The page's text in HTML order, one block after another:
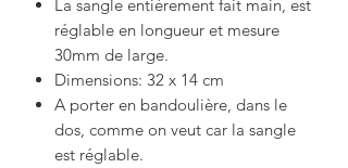
La sangle entièrement fait main, est
réglable en longueur et mesure
30mm de large.
Dimensions: 32 x 14 cm
A porter en bandoulière, dans le
dos, comme on veut car la sangle
est réglable.